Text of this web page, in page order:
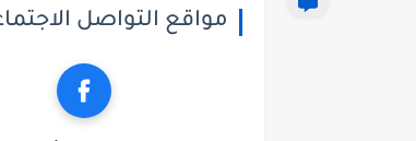
مواقع التواصل